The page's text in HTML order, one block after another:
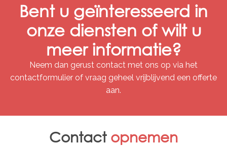
Bent u geïnteresseerd in
onze diensten of wilt u
meer informatie?
Neem dan gerust contact met ons op via het
contactformulier of vraag geheel vrijblijvend een offerte
aan.
Contact opnemen